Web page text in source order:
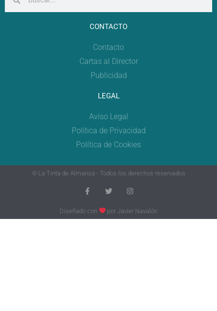
CONTACTO
Contacto
Cartas al Director
Publicidad
LEGAL
Aviso Legal
Política de Privacidad
Política de Cookies
© La Tinta de Almansa - Todos los derechos reservados
Diseñado con porJavier Navalón